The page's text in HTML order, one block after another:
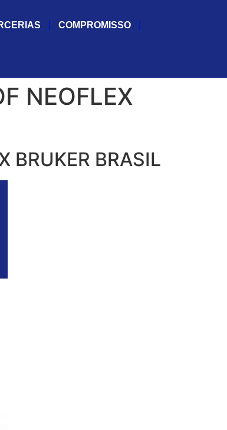
COMPROMISSO
NEOFLEX
BRUKER BRASIL